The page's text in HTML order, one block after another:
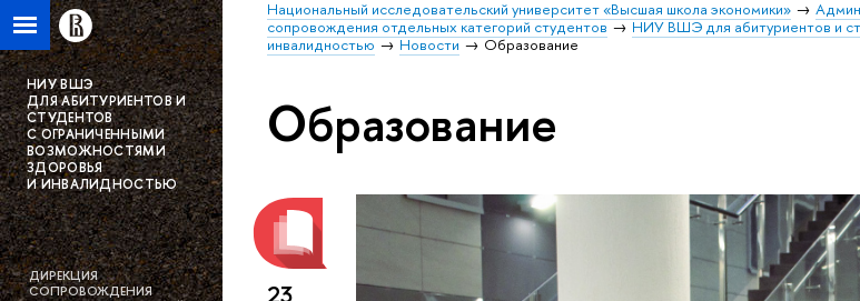
Национальный исследовательский университет «Высшая школа экономики»
сопровождения отдельных категорий студентов
НИУ ВШЭ для абитуриентов и
инвалидностью
Новости Образование
НИУ ВШЭ
ДЛЯ АБИТУРИЕНТОВ И
СТУДЕНТОВ
С ОГРАНИЧЕННЫМИ
ВОЗМОЖНОСТЯМИ
ЗДОРОВЬЯ
И ИНВАЛИДНОСТЬЮ
ДИРЕКЦИЯ
СОПРОВОЖДЕНИЯ
Образование